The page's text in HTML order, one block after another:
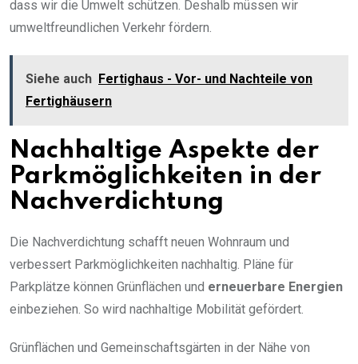
dass wir die Umwelt schützen. Deshalb müssen wir
umweltfreundlichen Verkehr fördern.
Siehe auch Fertighaus - Vor- und Nachteile von
Fertighäusern
Nachhaltige Aspekte der
Parkmöglichkeiten in der
Nachverdichtung
Die Nachverdichtung schafft neuen Wohnraum und
verbessert Parkmöglichkeiten nachhaltig. Pläne für
Parkplätze können Grünflächen und erneuerbare Energien
einbeziehen. So wird nachhaltige Mobilität gefördert.
Grünflächen und Gemeinschaftsgärten in der Nähe von